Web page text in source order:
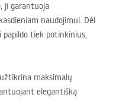
ji garantuoja
naudojimui. Dėl
papildo tiek potinkinius,
maksimalų
elegantišką